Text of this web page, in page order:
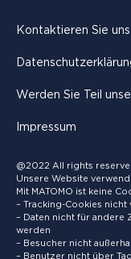
Kontaktieren Sie uns
Werden Sie Teil
Impressum
@2022 All rights
Unsere Website
Mit MATOMO ist keine
– Tracking-Cookies
– Daten nicht für andere
werden
– Besucher nicht
– Benutzer nicht über